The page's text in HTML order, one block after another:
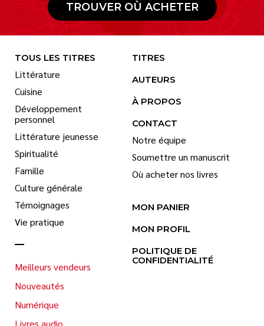
TROUVER OÙ ACHETER
TOUS LES TITRES
Littérature
Cuisine
Développement
personnel
Littérature jeunesse
Spiritualité
Famille
Culture générale
Témoignages
Vie pratique
Meilleurs vendeurs
Nouveautés
Numérique
Livres audio
TITRES
AUTEURS
À PROPOS
CONTACT
Notre équipe
Soumettre un manuscrit
Où acheter nos livres
MON PANIER
MON PROFIL
POLITIQUE DE
CONFIDENTIALITÉ